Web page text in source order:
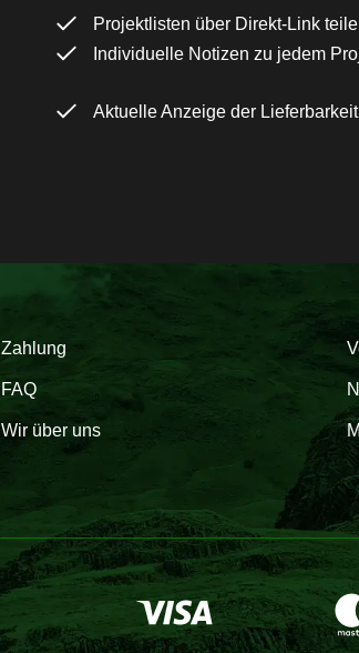
Projektlisten über Direkt-Link
Individuelle Notizen zu jedem
Aktuelle Anzeige der Lieferbarkeit
Zahlung
FAQ
Wir über uns